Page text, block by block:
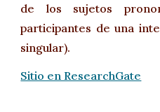
de los sujetos
participantes de una
singular).
Sitio en ResearchGate